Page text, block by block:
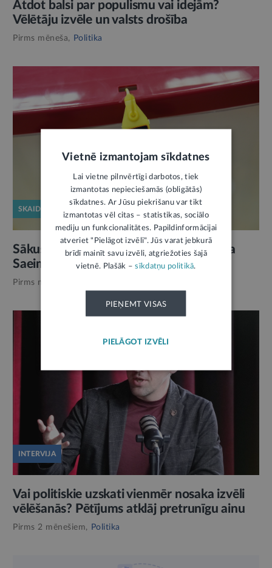
Atdot balsi par populismu vai idejām?
Vēlētāju izvēle un valsts drošība
Pirms mēneša, Politika
SKAIDROJUMS
Sākusies kandidātu sarakstu iesniegšana
Saeimas vēlēšanām. Ko pārbauda CVK
Pirms mēneša,
INTERVIJA
Vai politiskie uzskati vienmēr nosaka izvēli
vēlēšanās? Pētījums atklāj pretrunīgu ainu
Pirms 2 mēnešiem, Politika
Vietnē izmantojam sīkdatnes
Lai vietne pilnvērtīgi darbotos, tiek
izmantotas nepieciešamās (obligātās)
sīkdatnes. Ar Jūsu piekrišanu var tikt
izmantotas vēl citas – statistikas, sociālo
mediju un funkcionalitātes. Papildinformācijai
atveriet "Pielāgot izvēli". Jūs varat jebkurā
brīdī mainīt savu izvēli, atgriežoties šajā
vietnē. Plašāk –sīkdatņu politikā.
PIEŅEMT VISAS
PIELĀGOT IZVĒLI